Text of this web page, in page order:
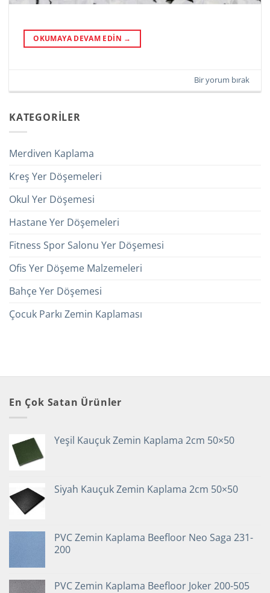
OKUMAYA DEVAM EDIN →
Bir yorum bırak
KATEGORİLER
Merdiven Kaplama
Kreş Yer Döşemeleri
Okul Yer Döşemesi
Hastane Yer Döşemeleri
Fitness Spor Salonu Yer Döşemesi
Ofis Yer Döşeme Malzemeleri
Bahçe Yer Döşemesi
Çocuk Parkı Zemin Kaplaması
En Çok Satan Ürünler
Yeşil Kauçuk Zemin Kaplama 2cm 50×50
Siyah Kauçuk Zemin Kaplama 2cm 50×50
PVC Zemin Kaplama Beefloor Neo Saga 231-
200
PVC Zemin Kaplama Beefloor Joker 200-505